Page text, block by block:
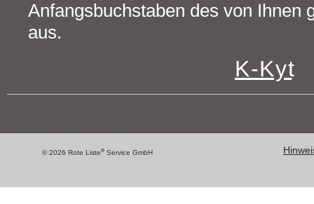
Anfangsbuchstaben des von Ihnen
aus.
K - K y t
© 2026 Rote Liste® Service GmbH